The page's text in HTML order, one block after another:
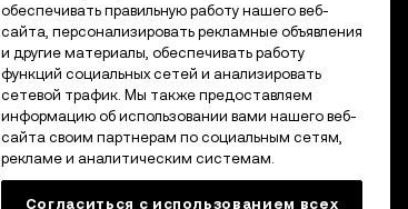
обеспечивать правильную работу нашего веб-
сайта, персонализировать рекламные объявления
и другие материалы, обеспечивать работу
функций социальных сетей и анализировать
сетевой трафик. Мы также предоставляем
информацию об использовании вами нашего веб-
сайта своим партнерам по социальным сетям,
рекламе и аналитическим системам.
Согласиться с использованием всех